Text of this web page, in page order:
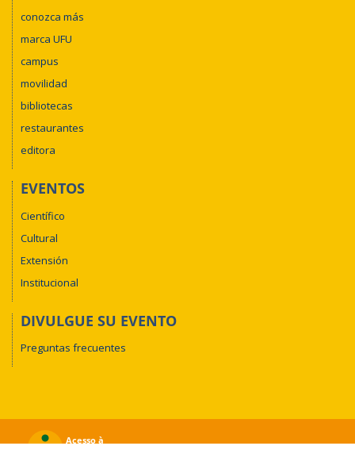
conozca más
marca UFU
campus
movilidad
bibliotecas
restaurantes
editora
EVENTOS
Científico
Cultural
Extensión
Institucional
DIVULGUE SU EVENTO
Preguntas frecuentes